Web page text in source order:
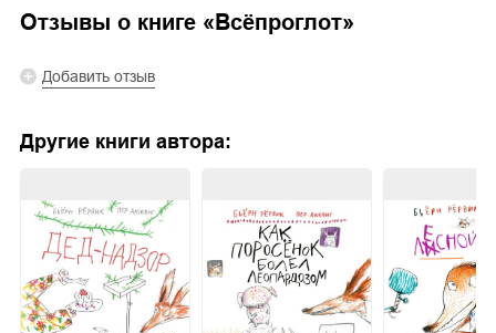
Отзывы о книге «Всёпроглот»
Добавить отзыв
Другие книги автора: